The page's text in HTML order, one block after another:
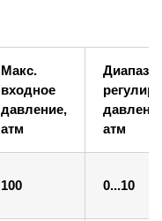
Макс.
входное
давление,
атм
атм
100 0...10